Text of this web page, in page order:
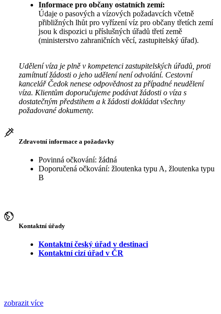
Informace pro občany ostatních zemí:
Údaje o pasových a vízových požadavcích včetně
přibližných lhůt pro vyřízení víz pro občany třetích zemí
jsou k dispozici u příslušných úřadů třetí země
(ministerstvo zahraničních věcí, zastupitelský úřad).
Udělení víza je plně v kompetenci zastupitelských úřadů, proti
zamítnutí žádosti o jeho udělení není odvolání. Cestovní
kancelář Čedok nenese odpovědnost za případné neudělení
víza. Klientům doporučujeme podávat žádosti o víza s
dostatečným předstihem a k žádosti dokládat všechny
požadované dokumenty.
Zdravotní informace a požadavky
Povinná očkování: žádná
Doporučená očkování: žloutenka typu A, žloutenka typu
B
Kontaktní úřady
Kontaktní český úřad v destinaci
Kontaktní cizí úřad v ČR
zobrazit více